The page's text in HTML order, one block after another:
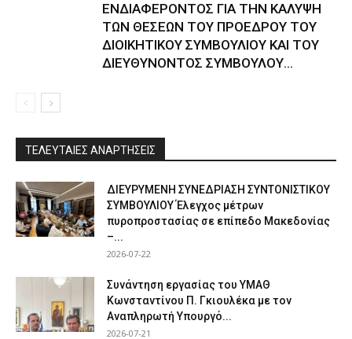
ΕΝΔΙΑΦΕΡΟΝΤΟΣ ΓΙΑ ΤΗΝ ΚΑΛΥΨΗ
ΤΩΝ ΘΕΣΕΩΝ ΤΟΥ ΠΡΟΕΔΡΟΥ ΤΟΥ
ΔΙΟΙΚΗΤΙΚΟΥ ΣΥΜΒΟΥΛΙΟΥ ΚΑΙ ΤΟΥ
ΔΙΕΥΘΥΝΟΝΤΟΣ ΣΥΜΒΟΥΛΟΥ...
ΤΕΛΕΥΤΑΙΕΣ ΑΝΑΡΤΗΣΕΙΣ
ΔΙΕΥΡΥΜΕΝΗ ΣΥΝΕΔΡΙΑΣΗ ΣΥΝΤΟΝΙΣΤΙΚΟΥ
ΣΥΜΒΟΥΛΙΟΥ Έλεγχος μέτρων
πυροπροστασίας σε επίπεδο Μακεδονίας
–...
2026-07-22
Συνάντηση εργασίας του ΥΜΑΘ
Κωνσταντίνου Π. Γκιουλέκα με τον
Αναπληρωτή Υπουργό...
2026-07-21